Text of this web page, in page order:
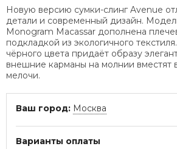
Новую версию сумки-слинг Avenue
детали и современный дизайн.
Monogram Macassar дополнена
подкладкой из экологичного
чёрного цвета придаёт образу
внешние карманы на молнии вместят
мелочи.
Ваш город: Москва
Варианты оплаты